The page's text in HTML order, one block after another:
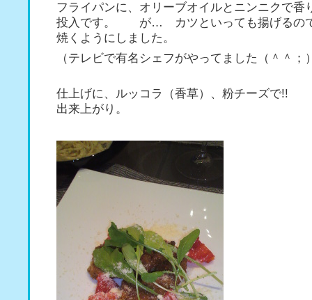
フライパンに、オリーブオイルとニンニクで香
投入です。 が… カツといっても揚げるの
焼くようにしました。
（テレビで有名シェフがやってました（＾＾；
仕上げに、ルッコラ（香草）、粉チーズで!!
出来上がり。